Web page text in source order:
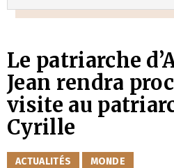
Le patriarche
Jean rendra
visite au
Cyrille
CATÉGORIES
ACTUALITÉS MONDE